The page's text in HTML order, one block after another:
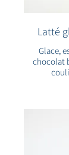
Latté
Glace,
chocolat